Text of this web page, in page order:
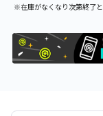
※在庫がなくなり次第終了